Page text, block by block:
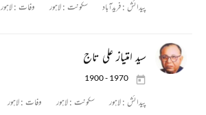
پیدائش :فریدآباد سکونت :لاہور وفات :لاہور
سید امتیاز علی تاج
1900 - 1970
پیدائش :لاہور سکونت :لاہور وفات :لاہور